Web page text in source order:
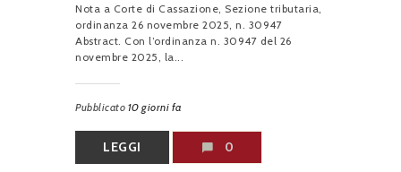
Nota a Corte di Cassazione, Sezione tributaria,
ordinanza 26 novembre 2025, n. 30947
Abstract. Con l’ordinanza n. 30947 del 26
novembre 2025, la...
Pubblicato 10 giorni fa
LEGGI 0